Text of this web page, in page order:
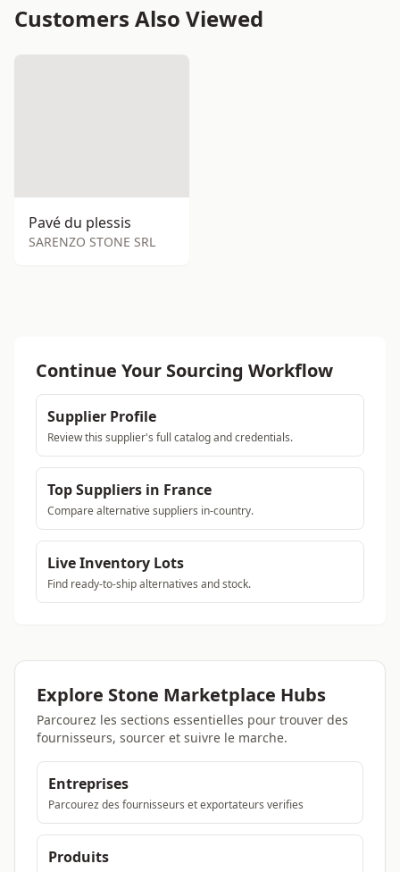
Customers Also Viewed
Pavé du plessis
SARENZO STONE SRL
Continue Your Sourcing Workflow
Supplier Profile
Review this supplier's full catalog and credentials.
Top Suppliers in France
Compare alternative suppliers in-country.
Live Inventory Lots
Find ready-to-ship alternatives and stock.
Explore Stone Marketplace Hubs
Parcourez les sections essentielles pour trouver des
fournisseurs, sourcer et suivre le marche.
Entreprises
Parcourez des fournisseurs et exportateurs verifies
Produits